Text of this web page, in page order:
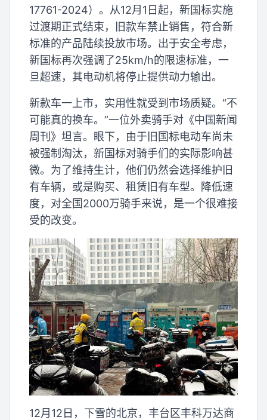
17761-2024）。从12月1日起，新国标实施
过渡期正式结束，旧款车禁止销售，符合新
标准的产品陆续投放市场。出于安全考虑，
新国标再次强调了25km/h的限速标准，一
旦超速，其电动机将停止提供动力输出。
新款车一上市，实用性就受到市场质疑。“不
可能真的换车。”一位外卖骑手对《中国新闻
周刊》坦言。眼下，由于旧国标电动车尚未
被强制淘汰，新国标对骑手们的实际影响甚
微。为了维持生计，他们仍然会选择维护旧
有车辆，或是购买、租赁旧有车型。降低速
度，对全国2000万骑手来说，是一个很难接
受的改变。
12月12日，下雪的北京，丰台区丰科万达商